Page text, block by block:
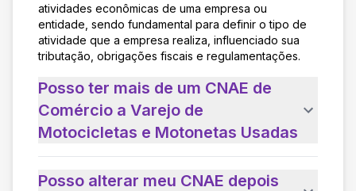
atividades econômicas de uma empresa ou
entidade, sendo fundamental para definir o tipo de
atividade que a empresa realiza, influenciado sua
tributação, obrigações fiscais e regulamentações.
Posso ter mais de um CNAE de
Comércio a Varejo de
Motocicletas e Motonetas Usadas
Posso alterar meu CNAE depois